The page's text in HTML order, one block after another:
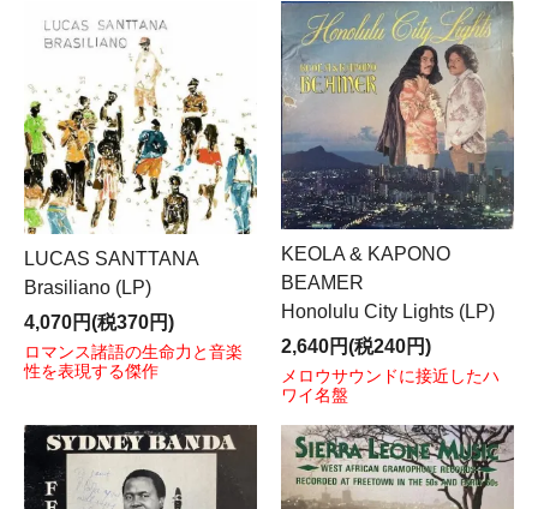
LUCAS SANTTANA
Brasiliano (LP)
4,070円(税370円)
ロマンス諸語の生命力と音楽
性を表現する傑作
KEOLA & KAPONO
BEAMER
Honolulu City Lights (LP)
2,640円(税240円)
メロウサウンドに接近したハ
ワイ名盤